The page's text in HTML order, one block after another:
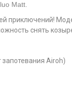
Matt.
приключений!
снять
Airoh)